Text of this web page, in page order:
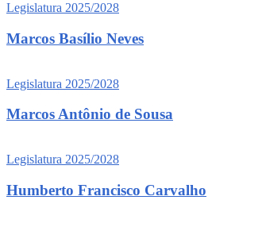
Legislatura 2025/2028
Marcos Basílio Neves
Legislatura 2025/2028
Marcos Antônio de Sousa
Legislatura 2025/2028
Humberto Francisco Carvalho